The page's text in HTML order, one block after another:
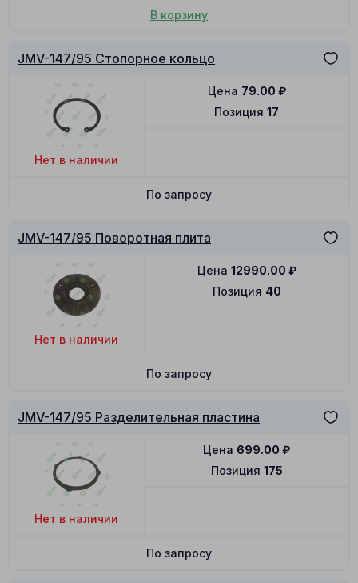
В корзину
JMV-147/95 Стопорное кольцо
Нет в наличии
Позиция 17
Цена 79.00 ₽
По запросу
JMV-147/95 Поворотная плита
Нет в наличии
Позиция 40
Цена 12990.00 ₽
По запросу
JMV-147/95 Разделительная пластина
Нет в наличии
Позиция 175
Цена 699.00 ₽
По запросу